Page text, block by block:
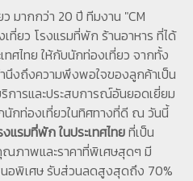
มากกว่า 20 ปี ทีมงาน "CM
ที่ยว โรงแรมที่พัก ร้านอาหาร ที่ได้
ศไทย ให้กับนักท่องเที่ยว จากทั้ง
ำนึงถึงความพึงพอใจของลูกค้าเป็น
การและประสบการณ์อันยอดเยี่ยม
นักท่องเที่ยวในทิศทางที่ดี ณ วันนี้
แรมที่พัก ในประเทศไทยที่เป็น
ภาพและราคาที่พิเศษสุดๆ มี
อพิเศษ รับส่วนลดสูงสุดถึง 70%